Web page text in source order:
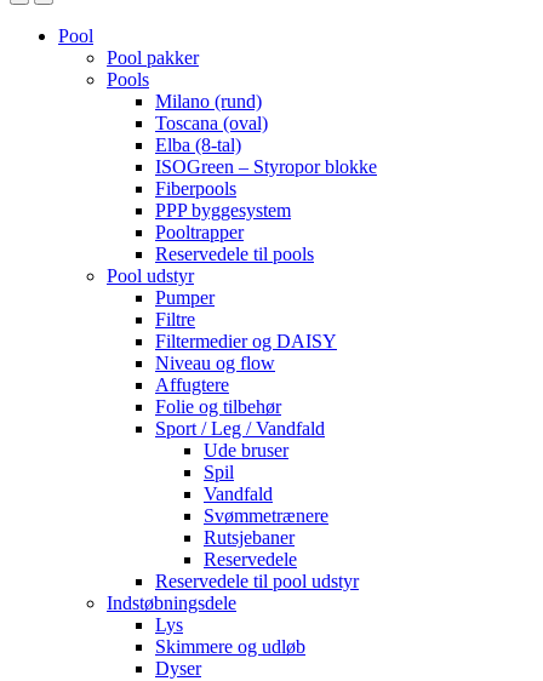
OpenClose
Pool
Pool pakker
Pools
Milano (rund)
Toscana (oval)
Elba (8-tal)
ISOGreen – Styropor blokke
Fiberpools
PPP byggesystem
Pooltrapper
Reservedele til pools
Pool udstyr
Pumper
Filtre
Filtermedier og DAISY
Niveau og flow
Affugtere
Folie og tilbehør
Sport / Leg / Vandfald
Ude bruser
Spil
Vandfald
Svømmetrænere
Rutsjebaner
Reservedele
Reservedele til pool udstyr
Indstøbningsdele
Lys
Skimmere og udløb
Dyser